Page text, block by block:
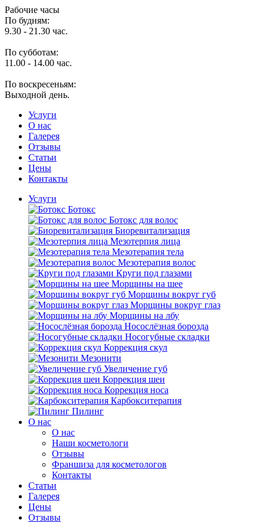
Рабочие часы
По будням:
9.30 - 21.30 час.
По субботам:
11.00 - 14.00 час.
По воскресеньям:
Выходной день.
Услуги
O нас
Галерея
Отзывы
Статьи
Цены
Контакты
Услуги
Ботокс
Ботокс для волос
Биоревитализация
Мезотерпия лица
Мезотерапия тела
Мезотерапия волос
Круги под глазами
Морщины на шее
Морщины вокруг губ
Морщины вокруг глаз
Морщины на лбу
Носослёзная борозда
Носогубные складки
Коррекция скул
Мезонити
Увеличение губ
Коррекция шеи
Коррекция носа
Карбокситерапия
Пилинг
O нас
O нас
Наши косметологи
Отзывы
Франшиза для косметологов
Контакты
Статьи
Галерея
Цены
Отзывы